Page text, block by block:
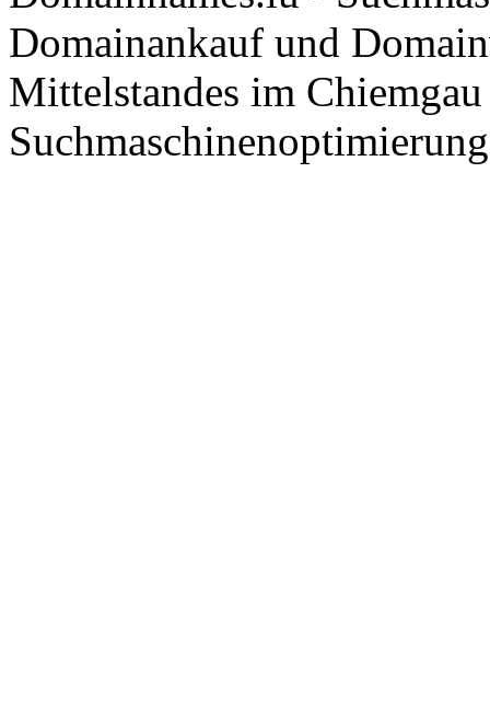
Domainankauf und
Mittelstandes im
Suchmaschinenoptimierung